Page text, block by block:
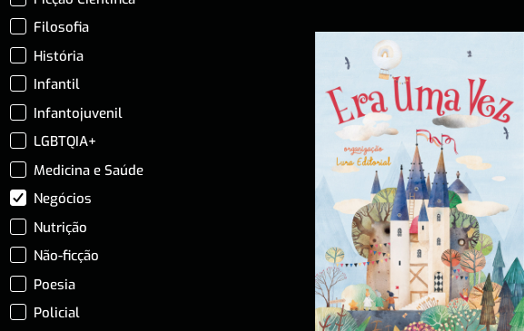
Filosofia
História
Infantil
Infantojuvenil
LGBTQIA+
Medicina e Saúde
Negócios
Nutrição
Não-ficção
Poesia
Policial